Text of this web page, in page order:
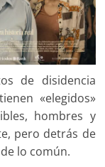
de disidencia
«elegidos»
hombres y
pero detrás de
lo común.